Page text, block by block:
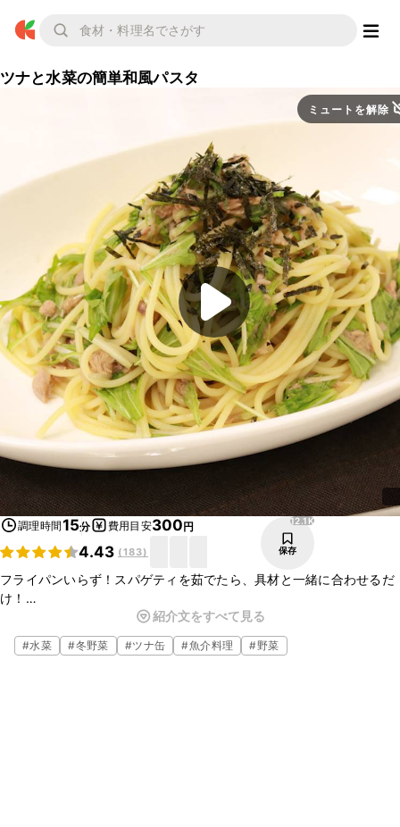
ツナと水菜の簡単和風パスタ
ミュートを解除
調理時間15分 費用目安300円
4.43 (183)
12.1K
保存
フライパンいらず！スパゲティを茹でたら、具材と一緒に合わせるだ
け！
洗い物も少なく、簡単に和風パスタが作れます。
めんつゆを使用しているので、味付けに失敗することもありません
よ！
紹介文をすべて見る
#水菜 #冬野菜 #ツナ缶 #魚介料理 #野菜